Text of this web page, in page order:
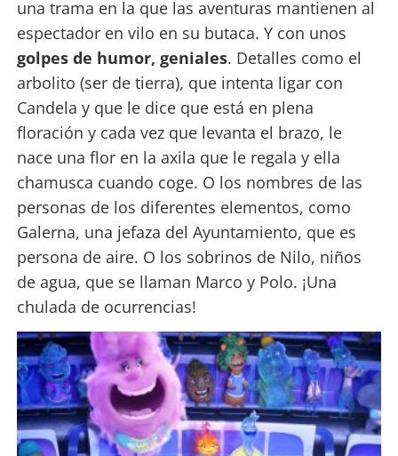
una trama en la que las aventuras mantienen al
espectador en vilo en su butaca. Y con unos
golpes de humor, geniales. Detalles como el
arbolito (ser de tierra), que intenta ligar con
Candela y que le dice que está en plena
floración y cada vez que levanta el brazo, le
nace una flor en la axila que le regala y ella
chamusca cuando coge. O los nombres de las
personas de los diferentes elementos, como
Galerna, una jefaza del Ayuntamiento, que es
persona de aire. O los sobrinos de Nilo, niños
de agua, que se llaman Marco y Polo. ¡Una
chulada de ocurrencias!